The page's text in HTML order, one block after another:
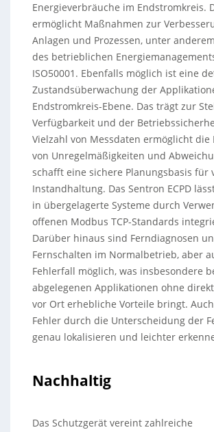
Energieverbräuche im Endstromkreis.
ermöglicht Maßnahmen zur
Anlagen und Prozessen, unter
des betrieblichen
ISO50001. Ebenfalls möglich ist eine
Zustandsüberwachung der
Endstromkreis-Ebene. Das trägt zur
Verfügbarkeit und der
Vielzahl von Messdaten ermöglicht die
von Unregelmäßigkeiten und
schafft eine sichere Planungsbasis für
Instandhaltung. Das Sentron ECPD
in übergelagerte Systeme durch
offenen Modbus TCP-Standards
Darüber hinaus sind Ferndiagnosen
Fernschalten im Normalbetrieb, aber
Fehlerfall möglich, was insbesondere
abgelegenen Applikationen ohne
vor Ort erhebliche Vorteile bringt.
Fehler durch die Unterscheidung der
genau lokalisieren und leichter
Nachhaltig
Das Schutzgerät vereint zahlreiche